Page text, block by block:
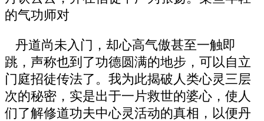
的气功师对
丹道尚未入门，却心高气傲甚至一触即
跳，声称也到了功德圆满的地步，可以自立
门庭招徒传法了。我为此揭破人类心灵三层
次的秘密，实是出于一片救世的婆心，使人
们了解修道功夫中心灵活动的真相，以便丹